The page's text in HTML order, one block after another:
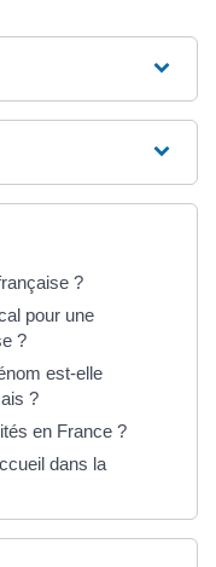
?
pour une
?
est-elle
?
en France ?
dans la